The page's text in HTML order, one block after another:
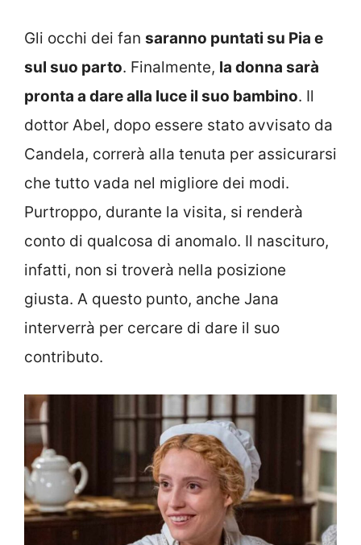
Gli occhi dei fan saranno puntati su Pia e
sul suo parto. Finalmente, la donna sarà
pronta a dare alla luce il suo bambino. Il
dottor Abel, dopo essere stato avvisato da
Candela, correrà alla tenuta per assicurarsi
che tutto vada nel migliore dei modi.
Purtroppo, durante la visita, si renderà
conto di qualcosa di anomalo. Il nascituro,
infatti, non si troverà nella posizione
giusta. A questo punto, anche Jana
interverrà per cercare di dare il suo
contributo.